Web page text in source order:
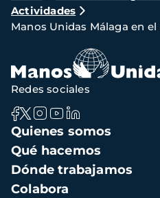
de
navegación
Actividades
Manos Unidas Málaga en
Navegación
principal
Quienes somos
Qué hacemos
Dónde trabajamos
Colabora
Redes sociales